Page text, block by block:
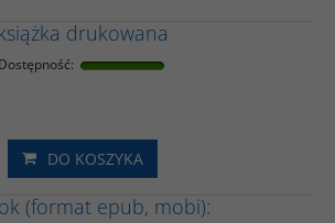
drukowana
Dostępność:
DO KOSZYKA
(format epub, mobi):